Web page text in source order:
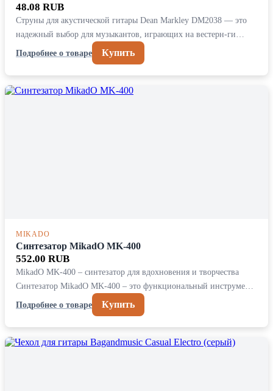
48.08 RUB
Струны для акустической гитары Dean Markley DM2038 — это
надежный выбор для музыкантов, играющих на вестерн-ги…
Подробнее о товаре
Купить
MIKADO
Синтезатор MikadO MK-400
552.00 RUB
MikadO MK-400 – синтезатор для вдохновения и творчества
Синтезатор MikadO MK-400 – это функциональный инструме…
Подробнее о товаре
Купить